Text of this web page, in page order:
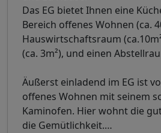
Das EG bietet Ihnen eine
Bereich offenes Wohnen (ca.
Hauswirtschaftsraum
(ca. 3m²), und einen
Äußerst einladend im EG ist
offenes Wohnen mit seinem
Kaminofen. Hier wohnt die
die Gemütlichkeit.…